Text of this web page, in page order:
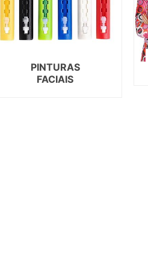
PINTURAS
FACIAIS